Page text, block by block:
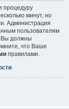
процедуру
минут, но
Администрация
пользователям
Вы должны
что Ваше
правилами.